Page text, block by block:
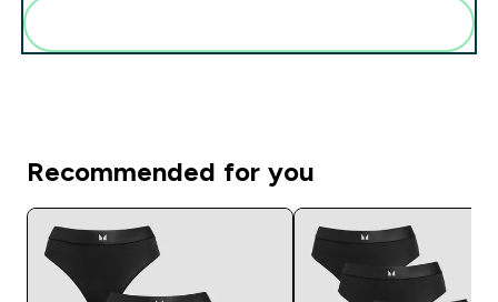
Recommended for you